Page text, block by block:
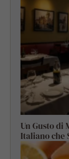
Un Gusto di
Italiano che